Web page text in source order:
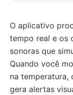
O aplicativo
tempo real e os
sonoras que
Quando você
na temperatura,
gera alertas